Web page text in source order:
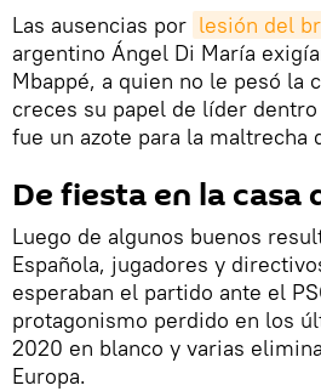
Las ausencias por lesión del
argentino Ángel Di María
Mbappé, a quien no le pesó la
creces su papel de líder
fue un azote para la maltrecha
De fiesta en la casa
Luego de algunos buenos
Española, jugadores y
esperaban el partido ante el
protagonismo perdido en los
2020 en blanco y varias
Europa.